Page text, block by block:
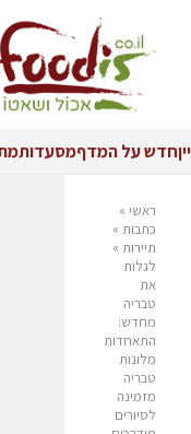
ייןחדש על המדףמסעדות
ראשי »
כתבות »
תיירות »
לגלות
את
טבריה
מחדש:
התאחדות
מלונות
טבריה
מזמינה
לסיורים